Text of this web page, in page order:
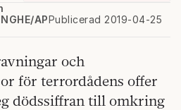
Publicerad 2019-04-25
AP
och
för terrordådens offer
dödssiffran till omkring